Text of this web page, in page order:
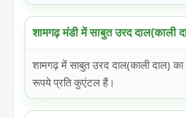
शामगढ़ मंडी में साबुत उरद दाल(काली
शामगढ़ में साबुत उरद दाल(काली दाल)
रूपये प्रति कुएंटल हैं।